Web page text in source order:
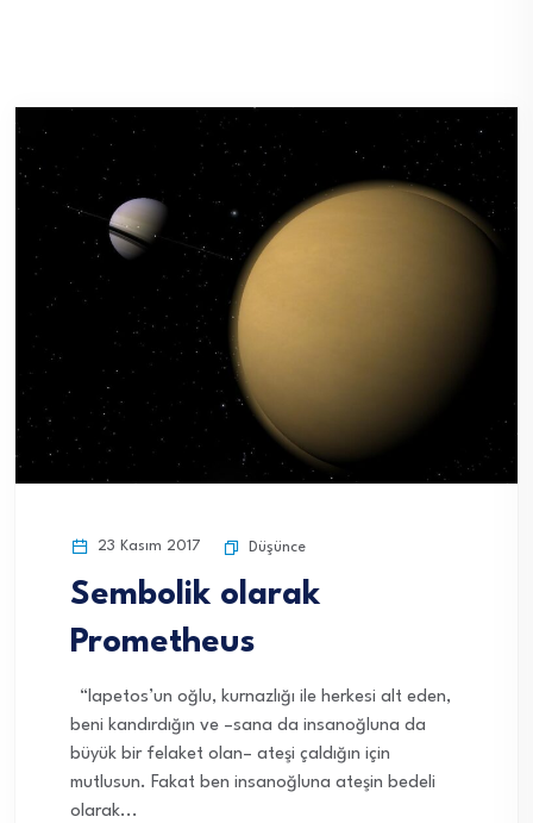
23 Kasım 2017 Düşünce
Sembolik olarak
Prometheus
“Iapetos’un oğlu, kurnazlığı ile herkesi alt eden,
beni kandırdığın ve –sana da insanoğluna da
büyük bir felaket olan– ateşi çaldığın için
mutlusun. Fakat ben insanoğluna ateşin bedeli
olarak...